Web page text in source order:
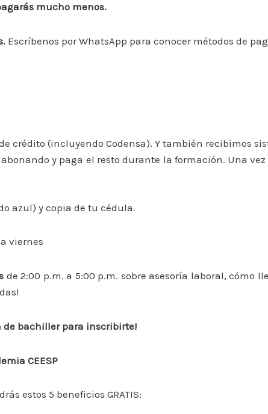
mucho menos.
Escríbenos por WhatsApp para conocer métodos de
crédito (incluyendo Codensa). Y también recibimos
y paga el resto durante la formación. Una
azul) y copia de tu cédula.
viernes
de 2:00 p.m. a 5:00 p.m. sobre asesoría laboral, cómo
de bachiller para inscribirte!
CEESP
estos 5 beneficios GRATIS: